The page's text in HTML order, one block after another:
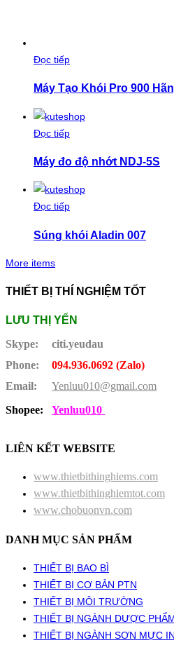
Đọc tiếp
Máy Tạo Khói Pro 900
Đọc tiếp
Máy đo độ nhớt NDJ-5S
Đọc tiếp
Súng khói Aladin 007
More items
THIẾT BỊ THÍ NGHIỆM TỐT
LƯU THỊ YẾN
Skype:
citi.yeudau
Phone:
094.936.0692 (Zalo)
Email:
Yenluu010@gmail.com
Shopee:
Yenluu010
LIÊN KẾT WEBSITE
www.thietbithinghiems.com
www.thietbithinghiemtot.com
www.chobuonvn.com
DANH MỤC SẢN PHẨM
THIẾT BỊ BAO BÌ
THIẾT BỊ CƠ BẢN PTN
THIẾT BỊ MÔI TRƯỜNG
THIẾT BỊ NGÀNH DƯỢC
THIẾT BỊ NGÀNH SƠN MỰC IN